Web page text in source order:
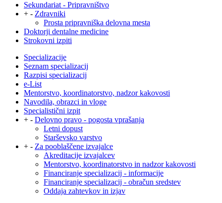
Sekundariat - Pripravništvo
+ - Zdravniki
Prosta pripravniška delovna mesta
Doktorji dentalne medicine
Strokovni izpiti
Specializacije
Seznam specializacij
Razpisi specializacij
e-List
Mentorstvo, koordinatorstvo, nadzor kakovosti
Navodila, obrazci in vloge
Specialistični izpit
+ - Delovno pravo - pogosta vprašanja
Letni dopust
Starševsko varstvo
+ - Za pooblaščene izvajalce
Akreditacije izvajalcev
Mentorstvo, koordinatorstvo in nadzor kakovosti
Financiranje specializacij - informacije
Financiranje specializacij - obračun sredstev
Oddaja zahtevkov in izjav